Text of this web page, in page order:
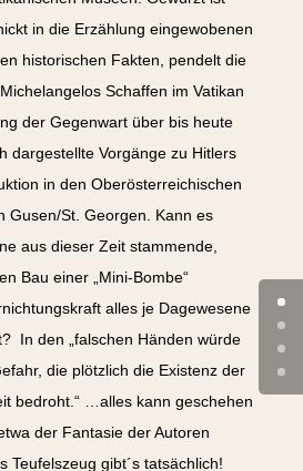
in die Erzählung eingewobenen
historischen Fakten, pendelt die
Schaffen im Vatikan
der Gegenwart über bis heute
dargestellte Vorgänge zu Hitlers
in den Oberösterreichischen
Gusen/St. Georgen. Kann es
aus dieser Zeit stammende,
Bau einer „Mini-Bombe“
alles je Dagewesene
In den „falschen Händen würde
die plötzlich die Existenz der
bedroht.“ …alles kann geschehen
der Fantasie der Autoren
Teufelszeug gibt´s tatsächlich!